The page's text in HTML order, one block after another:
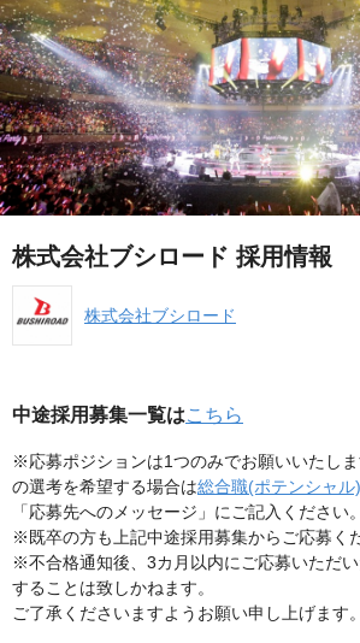
株式会社ブシロード 採用情報
株式会社ブシロード
中途採用募集一覧はこちら
※応募ポジションは1つのみでお願いいたし
の選考を希望する場合は総合職(ポテンシャル)
「応募先へのメッセージ」にご記入ください。
※既卒の方も上記中途採用募集からご応募く
※不合格通知後、3カ月以内にご応募いただ
することは致しかねます。
ご了承くださいますようお願い申し上げます。